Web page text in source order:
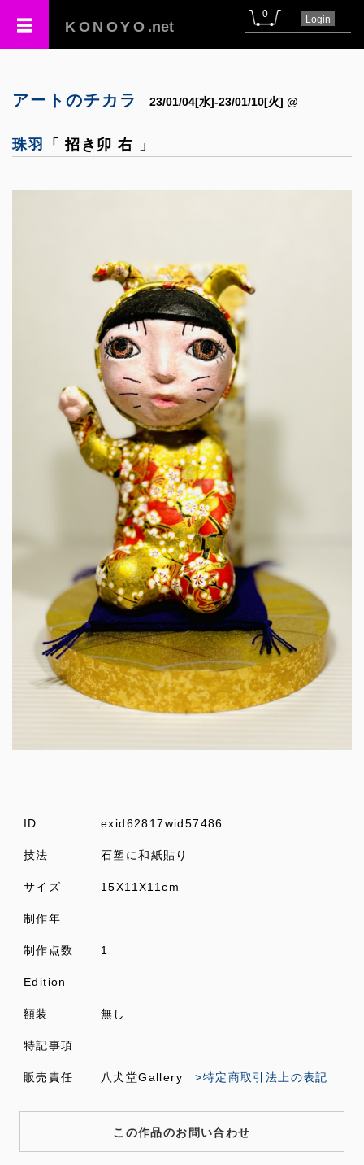
KONOYO .net
0 Login
アートのチカラ 23/01/04[水]-23/01/10[火] @
珠羽 「 招き卯 右 」
ID exid62817wid57486
技法 石塑に和紙貼り
サイズ 15X11X11cm
制作年
制作点数 1
Edition
額装 無し
特記事項
販売責任 八犬堂Gallery>特定商取引法上の表記
この作品のお問い合わせ